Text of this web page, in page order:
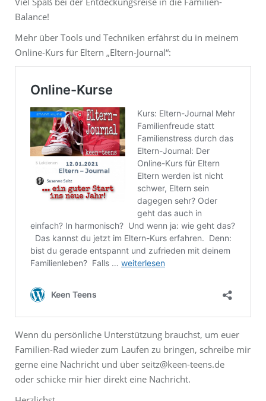
Balance!
Mehr über Tools und Techniken erfährst du in meinem
Online-Kurs für Eltern „Eltern-Journal“:
Wenn du persönliche Unterstützung brauchst, um euer
Familien-Rad wieder zum Laufen zu bringen, schreibe mir
gerne eine Nachricht und über seitz@keen-teens.de
oder schicke mir hier direkt eine Nachricht.